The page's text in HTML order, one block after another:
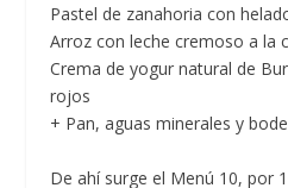
Pastel de zanahoria con
Arroz con leche cremoso a la
Crema de yogur natural de
rojos
+ Pan, aguas minerales y
De ahí surge el Menú 10, por